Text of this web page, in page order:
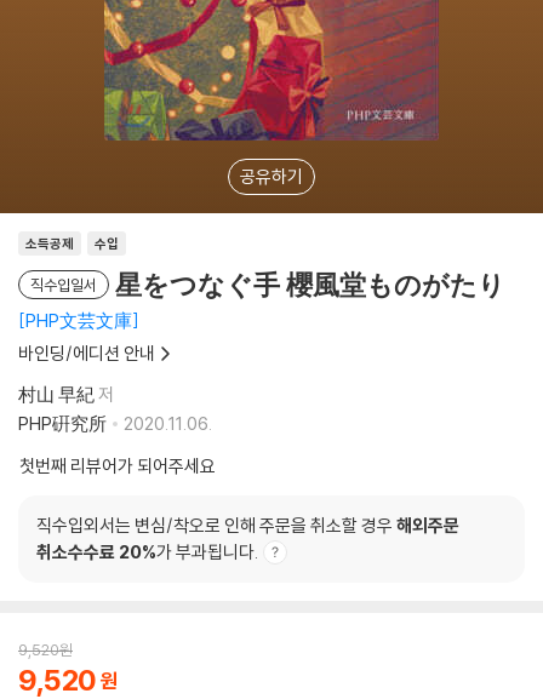
공유하기
소득공제 수입
직수입일서 星をつなぐ手 櫻風堂ものがたり
PHP文芸文庫
바인딩/에디션 안내
村山 早紀저
PHP硏究所
2020.11.06.
첫번째 리뷰어가 되어주세요
직수입외서는 변심/착오로 인해 주문을 취소할 경우 해외주문
취소수수료 20%가 부과됩니다.
9,520원
9,520